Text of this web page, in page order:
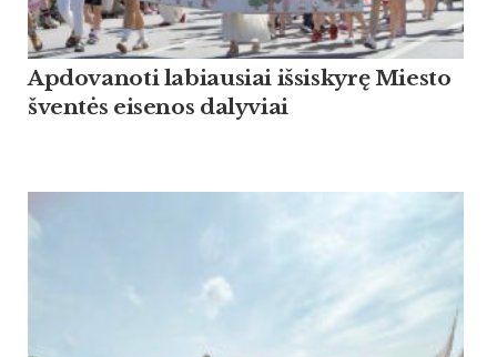
Apdovanoti labiausiai išsiskyrę Miesto
šventės eisenos dalyviai